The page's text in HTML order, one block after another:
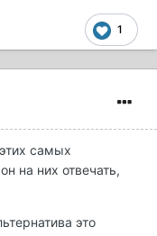
1
самых
на них отвечать,
это